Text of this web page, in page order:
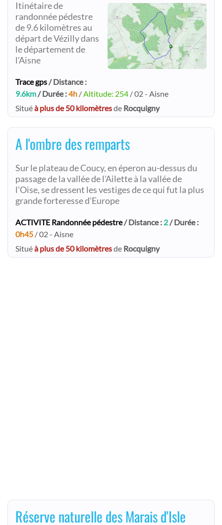
Itinétaire de
randonnée pédestre
de 9.6 kilomètres au
départ de Vézilly dans
le département de
l'Aisne
Trace gps/ Distance :
9.6km/ Durée :4h /Altitude: 254 / 02 - Aisne
Situéà plus de 50 kilomètresde Rocquigny
A l'ombre des remparts
Sur le plateau de Coucy, en éperon au-dessus du
passage de la vallée de l'Ailette à la vallée de
l'Oise, se dressent les vestiges de ce qui fut la plus
grande forteresse d'Europe
ACTIVITE Randonnée pédestre/ Distance : 2/ Durée :
0h45 / 02 - Aisne
Situéà plus de 50 kilomètresde Rocquigny
Réserve naturelle des Marais d'Isle